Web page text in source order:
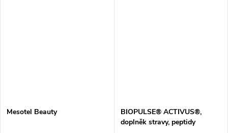
Mesotel Beauty
BIOPULSE® ACTIVUS®,
doplněk stravy, peptidy